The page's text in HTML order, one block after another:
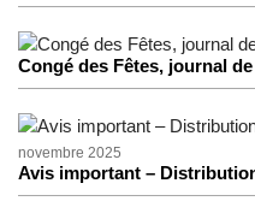
Congé des Fêtes, journal
novembre 2025
Avis important –